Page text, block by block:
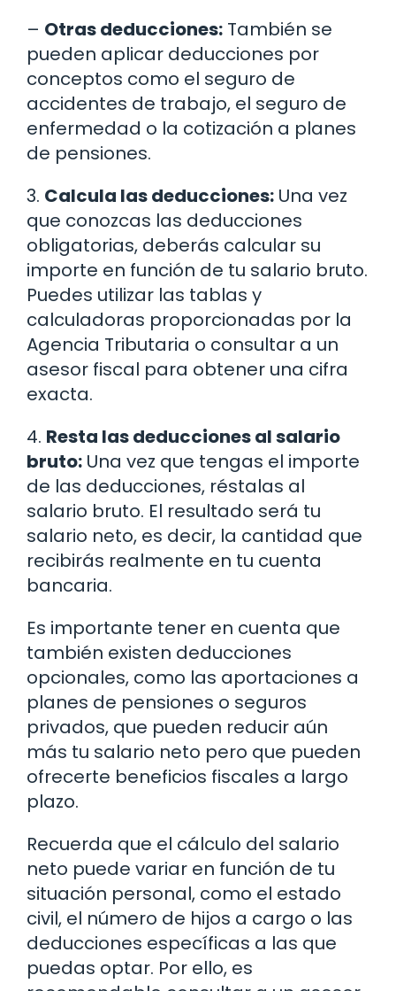
– Otras deducciones: También se
pueden aplicar deducciones por
conceptos como el seguro de
accidentes de trabajo, el seguro de
enfermedad o la cotización a planes
de pensiones.
3. Calcula las deducciones: Una vez
que conozcas las deducciones
obligatorias, deberás calcular su
importe en función de tu salario bruto.
Puedes utilizar las tablas y
calculadoras proporcionadas por la
Agencia Tributaria o consultar a un
asesor fiscal para obtener una cifra
exacta.
4. Resta las deducciones al salario
bruto: Una vez que tengas el importe
de las deducciones, réstalas al
salario bruto. El resultado será tu
salario neto, es decir, la cantidad que
recibirás realmente en tu cuenta
bancaria.
Es importante tener en cuenta que
también existen deducciones
opcionales, como las aportaciones a
planes de pensiones o seguros
privados, que pueden reducir aún
más tu salario neto pero que pueden
ofrecerte beneficios fiscales a largo
plazo.
Recuerda que el cálculo del salario
neto puede variar en función de tu
situación personal, como el estado
civil, el número de hijos a cargo o las
deducciones específicas a las que
puedas optar. Por ello, es